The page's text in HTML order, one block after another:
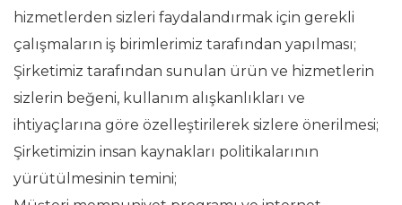
hizmetlerden sizleri faydalandırmak için gerekli
çalışmaların iş birimlerimiz tarafından yapılması;
Şirketimiz tarafından sunulan ürün ve hizmetlerin
sizlerin beğeni, kullanım alışkanlıkları ve
ihtiyaçlarına göre özelleştirilerek sizlere önerilmesi;
Şirketimizin insan kaynakları politikalarının
yürütülmesinin temini;